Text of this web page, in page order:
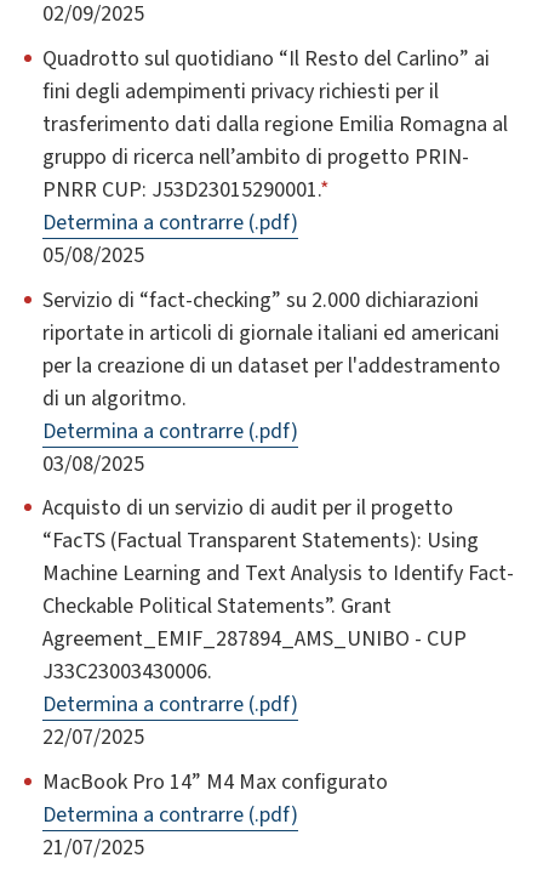
02/09/2025
Quadrotto sul quotidiano “Il Resto del Carlino” ai
fini degli adempimenti privacy richiesti per il
trasferimento dati dalla regione Emilia Romagna al
gruppo di ricerca nell’ambito di progetto PRIN-
PNRR CUP: J53D23015290001.*
Determina a contrarre (.pdf)
05/08/2025
Servizio di “fact-checking” su 2.000 dichiarazioni
riportate in articoli di giornale italiani ed americani
per la creazione di un dataset per l'addestramento
di un algoritmo.
Determina a contrarre (.pdf)
03/08/2025
Acquisto di un servizio di audit per il progetto
“FacTS (Factual Transparent Statements): Using
Machine Learning and Text Analysis to Identify Fact-
Checkable Political Statements”. Grant
Agreement_EMIF_287894_AMS_UNIBO - CUP
J33C23003430006.
Determina a contrarre (.pdf)
22/07/2025
MacBook Pro 14” M4 Max configurato
Determina a contrarre (.pdf)
21/07/2025